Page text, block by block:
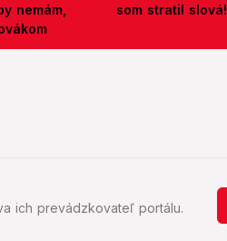
nemám,
som stratil slová!
ich prevádzkovateľ portálu.